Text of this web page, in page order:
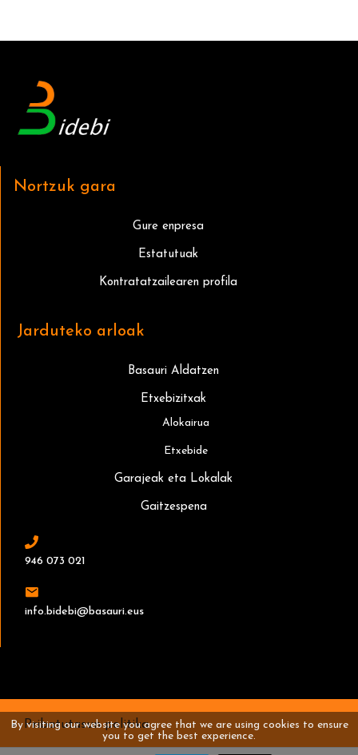
Nortzuk gara
Gure enpresa
Estatutuak
Kontratatzailearen profila
Jarduteko arloak
Basauri Aldatzen
Etxebizitxak
Alokairua
Etxebide
Garajeak eta Lokalak
Gaitzespena
946 073 021
info.bidebi@basauri.eus
Pribatutasun politika
By visiting our website you agree that we are using cookies to ensure
you to get the best experience.